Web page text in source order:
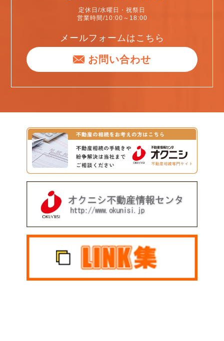
定休日/水曜日・祝祭日
営業時間/10:00～18:00
メールフォームはこちら
お問い合わせ